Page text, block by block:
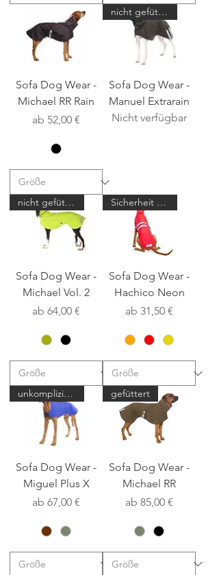
Sofa Dog Wear -
Michael RR Rain
ab 52,00 €
Sale-Preis
nicht gefüttert
Sofa Dog Wear -
Manuel Extrarain
Nicht verfügbar
nicht gefüttert
Sofa Dog Wear -
Michael Vol. 2
ab 64,00 €
Sale-Preis
Sicherheit für Sportler
Sofa Dog Wear -
Hachico Neon
ab 31,50 €
Sale-Preis
unkomplizierter Wärmespeicher
Sofa Dog Wear -
Miguel Plus X
ab 67,00 €
Sale-Preis
gefüttert
Sofa Dog Wear -
Michael RR
ab 85,00 €
Sale-Preis